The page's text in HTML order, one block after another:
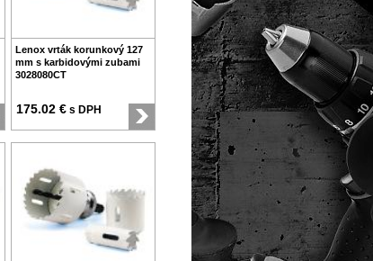
Lenox vrták korunkový 127
mm s karbidovými zubami
3028080CT
175.02 € s DPH